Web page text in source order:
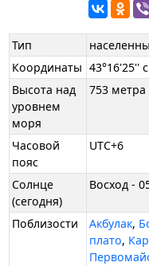
Тип
Координаты 43°16'25''
Высота над
уровнем
моря
753 метра
Часовой
пояс
UTC+6
Солнце
(сегодня)
Восход -
Поблизости Акбулак,
плато,